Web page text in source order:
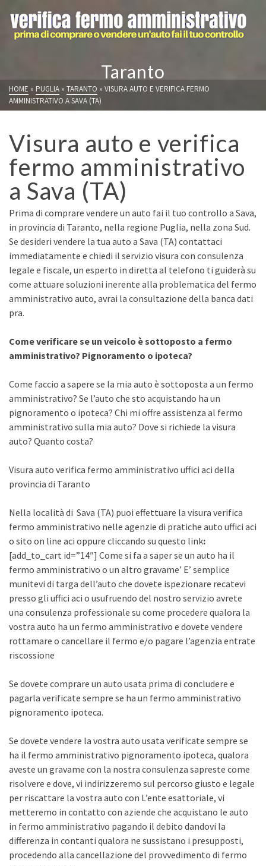
Taranto
HOME » PUGLIA » TARANTO » VISURA AUTO E VERIFICA FERMO
AMMINISTRATIVO A SAVA (TA)
Visura auto e verifica
fermo amministrativo
a Sava (TA)
Prima di comprare vendere un auto fai il tuo controllo a Sava,
in provincia di Taranto, nella regione Puglia, nella zona Sud.
Se desideri vendere la tua auto a Sava (TA) contattaci
immediatamente e chiedi il servizio visura con consulenza
legale e fiscale, un esperto in diretta al telefono ti guiderà su
come attuare soluzioni inerente alla problematica del fermo
amministrativo auto, avrai la consultazione della banca dati
pra.
Come verificare se un veicolo è sottoposto a fermo
amministrativo? Pignoramento o ipoteca?
Come faccio a sapere se la mia auto è sottoposta a un fermo
amministrativo? Se l’auto che sto acquistando ha un
pignoramento o ipoteca? Chi mi offre assistenza al fermo
amministrativo sulla mia auto? Dove si richiede la visura
auto? Quanto costa?
Visura auto verifica fermo amministrativo uffici aci della
provincia di Taranto
Nella località di Sava (TA) puoi effettuare la visura verifica
fermo amministrativo nelle agenzie di pratiche auto uffici aci
o sito on line aci oppure cliccando su questo link:
[add_to_cart id=”14″] Come si fa a saper se un auto ha il
fermo amministrativo o un altro gravame’ E’ semplice
munitevi di targa dell’auto che dovete ispezionare recatevi
presso gli uffici aci o usufruendo del nostro servizio avrete
una consulenza professionale su come procedere qualora la
vostra auto ha un fermo amministrativo e dovete vendere
rottamare o cancellare il fermo e/o pagare l’agenzia entrate
riscossione
Se dovete comprare un auto usata prima di concludere e
pagarla verificate sempre se ha un fermo amministrativo
pignoramento ipoteca.
Se dovete vendere la vostra auto usata verificate sempre se
ha il fermo amministrativo pignoramento ipoteca, qualora
aveste un gravame con la nostra consulenza sapreste come
risolvere e dove, vi indirizzeremo sul percorso giusto e legale
per riscattare la vostra auto con L’ente esattoriale, vi
metteremo in contatto con aziende che acquistano le auto
in fermo amministrativo pagando il debito dandovi la
differenza in contanti qualora ne sussistano i presupposti,
procedendo alla cancellazione del provvedimento di fermo